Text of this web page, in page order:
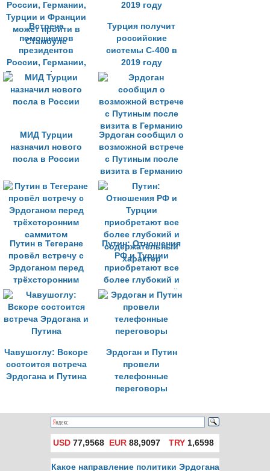
Встреча
помощников
президентов
России, Германии,
Турции и Франции
может пройти в
Стамбуле
Турция получит
российские
системы С-400 в
2019 году
МИД Турции
назначил нового
посла в России
Эрдоган сообщил о
возможной встрече
с Путиным после
визита в Германию
Путин в Тегеране
провёл встречу с
Эрдоганом перед
трёхсторонним
саммитом
Путин: Отношения
РФ и Турции
приобретают все
более глубокий и
содержательный
характер
Чавушоглу: Вскоре
состоится встреча
Эрдогана и Путина
Эрдоган и Путин
провели
телефонные
переговоры
USD 77,9568 EUR 88,9097 TRY1,6598
Какое направление политики Эрдогана